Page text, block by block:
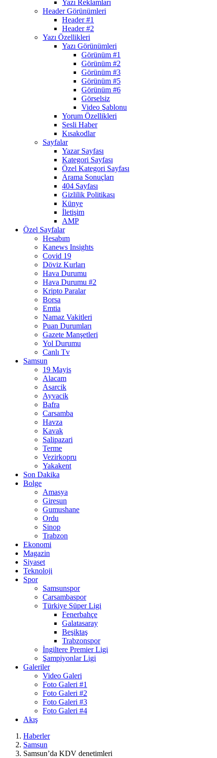
Yazı Reklamları
Header Görünümleri
Header #1
Header #2
Yazı Özellikleri
Yazı Görünümleri
Görünüm #1
Görünüm #2
Görünüm #3
Görünüm #5
Görünüm #6
Görselsiz
Video Şablonu
Yorum Özellikleri
Sesli Haber
Kısakodlar
Sayfalar
Yazar Sayfası
Kategori Sayfası
Özel Kategori Sayfası
Arama Sonuçları
404 Sayfası
Gizlilik Politikası
Künye
İletişim
AMP
Özel Sayfalar
Hesabım
Kanews Insights
Covid 19
Döviz Kurları
Hava Durumu
Hava Durumu #2
Kripto Paralar
Borsa
Emtia
Namaz Vakitleri
Puan Durumları
Gazete Manşetleri
Yol Durumu
Canlı Tv
Samsun
19 Mayis
Alacam
Asarcik
Ayvacik
Bafra
Carsamba
Havza
Kavak
Salipazari
Terme
Vezirkopru
Yakakent
Son Dakika
Bolge
Amasya
Giresun
Gumushane
Ordu
Sinop
Trabzon
Ekonomi
Magazin
Siyaset
Teknoloji
Spor
Samsunspor
Carsambaspor
Türkiye Süper Ligi
Fenerbahçe
Galatasaray
Beşiktaş
Trabzonspor
İngiltere Premier Ligi
Şampiyonlar Ligi
Galeriler
Video Galeri
Foto Galeri #1
Foto Galeri #2
Foto Galeri #3
Foto Galeri #4
Akış
Haberler
Samsun
Samsun’da KDV denetimleri